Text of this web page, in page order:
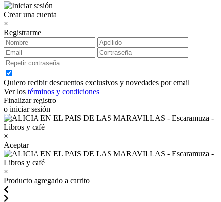
Crear una cuenta
×
Registrarme
Quiero recibir descuentos exclusivos y novedades por email
Ver los términos y condiciones
Finalizar registro
o iniciar sesión
×
Aceptar
×
Producto agregado a carrito